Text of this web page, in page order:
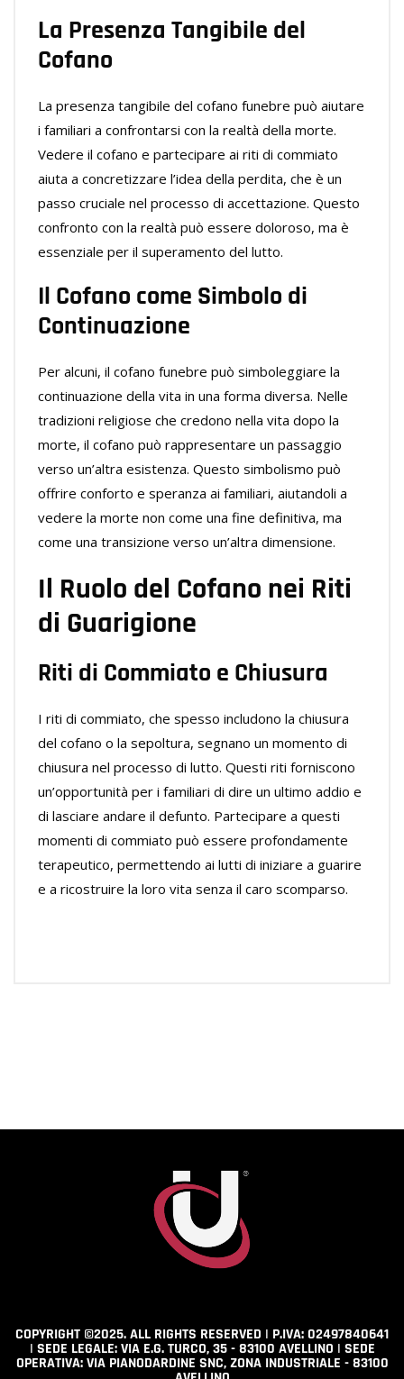
La Presenza Tangibile del
Cofano
La presenza tangibile del cofano funebre può aiutare
i familiari a confrontarsi con la realtà della morte.
Vedere il cofano e partecipare ai riti di commiato
aiuta a concretizzare l’idea della perdita, che è un
passo cruciale nel processo di accettazione. Questo
confronto con la realtà può essere doloroso, ma è
essenziale per il superamento del lutto.
Il Cofano come Simbolo di
Continuazione
Per alcuni, il cofano funebre può simboleggiare la
continuazione della vita in una forma diversa. Nelle
tradizioni religiose che credono nella vita dopo la
morte, il cofano può rappresentare un passaggio
verso un’altra esistenza. Questo simbolismo può
offrire conforto e speranza ai familiari, aiutandoli a
vedere la morte non come una fine definitiva, ma
come una transizione verso un’altra dimensione.
Il Ruolo del Cofano nei Riti
di Guarigione
Riti di Commiato e Chiusura
I riti di commiato, che spesso includono la chiusura
del cofano o la sepoltura, segnano un momento di
chiusura nel processo di lutto. Questi riti forniscono
un’opportunità per i familiari di dire un ultimo addio e
di lasciare andare il defunto. Partecipare a questi
momenti di commiato può essere profondamente
terapeutico, permettendo ai lutti di iniziare a guarire
e a ricostruire la loro vita senza il caro scomparso.
COPYRIGHT ©2025. ALL RIGHTS RESERVED | P.IVA: 02497840641
| SEDE LEGALE: VIA E.G. TURCO, 35 - 83100 AVELLINO | SEDE
OPERATIVA: VIA PIANODARDINE SNC, ZONA INDUSTRIALE - 83100